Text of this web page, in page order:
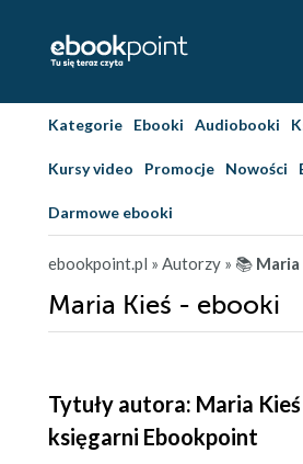
Kategorie Ebooki Audiobooki
Kursy video Promocje Nowości
Darmowe ebooki
ebookpoint.pl » Autorzy » 📚 Maria
Maria Kieś - ebooki
Tytuły autora: Maria
księgarni Ebookpoint